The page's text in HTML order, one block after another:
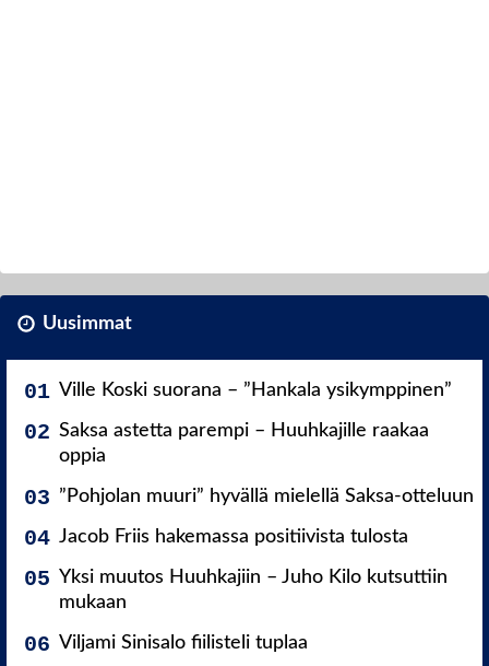
Uusimmat
Ville Koski suorana – ”Hankala ysikymppinen”
Saksa astetta parempi – Huuhkajille raakaa
oppia
”Pohjolan muuri” hyvällä mielellä Saksa-otteluun
Jacob Friis hakemassa positiivista tulosta
Yksi muutos Huuhkajiin – Juho Kilo kutsuttiin
mukaan
Viljami Sinisalo fiilisteli tuplaa